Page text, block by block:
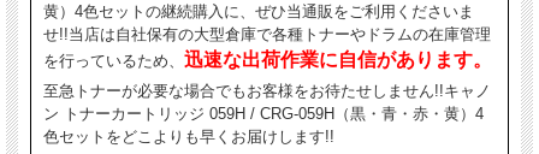
黄）4色セットの継続購入に、ぜひ当通販をご利用くださいま
せ!!当店は自社保有の大型倉庫で各種トナーやドラムの在庫管理
を行っているため、 迅速な出荷作業に自信があります。
至急トナーが必要な場合でもお客様をお待たせしません!!キャノ
ン トナーカートリッジ 059H / CRG-059H（黒・青・赤・黄）4
色セットをどこよりも早くお届けします!!